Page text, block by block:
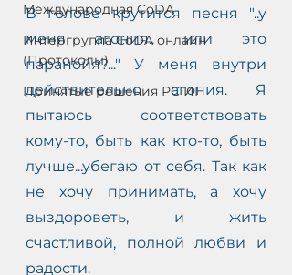
С
АМ
Международная CoDA
Интергруппа CoDA онлайн
(Протоколы)
Принятые решения РС ИГ
В голове крутится песня "..у
меня агония.. или это
паранойя?..." У меня внутри
действительно агония. Я
пытаюсь соответствовать
кому-то, быть как кто-то, быть
лучше...убегаю от себя. Так как
не хочу принимать, а хочу
выздороветь, и жить
счастливой, полной любви и
радости.